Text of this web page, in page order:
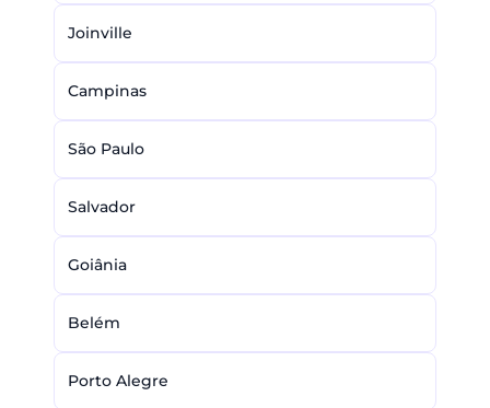
Joinville
Campinas
São Paulo
Salvador
Goiânia
Belém
Porto Alegre